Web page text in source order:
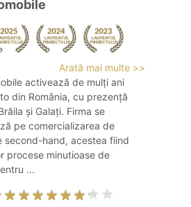
Arată mai multe >>
activează de mulți ani
din România, cu prezență
și Galați. Firma se
pe comercializarea de
second-hand, acestea fiind
procese minutioase de
...